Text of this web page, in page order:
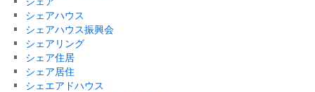
シェアハウス
シェアハウス振興会
シェアリング
シェア住居
シェア居住
シェエアドハウス